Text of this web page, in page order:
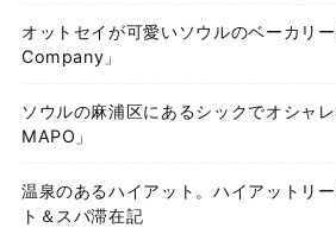
オットセイが可愛いソウルのベーカリ
Company」
ソウルの麻浦区にあるシックでオシャ
MAPO」
温泉のあるハイアット。ハイアットリ
ト＆スパ滞在記